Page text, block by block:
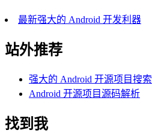
最新强大的 Android 开发利器
站外推荐
强大的 Android 开源项目搜索
Android 开源项目源码解析
找到我